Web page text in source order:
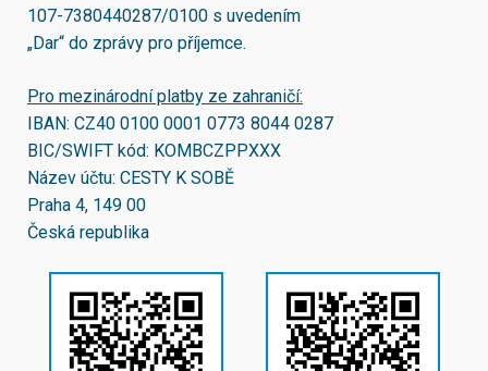
107-7380440287/0100 s uvedením
„Dar“ do zprávy pro příjemce.
Pro mezinárodní platby ze zahraničí:
IBAN: CZ40 0100 0001 0773 8044 0287
BIC/SWIFT kód: KOMBCZPPXXX
Název účtu: CESTY K SOBĚ
Praha 4, 149 00
Česká republika